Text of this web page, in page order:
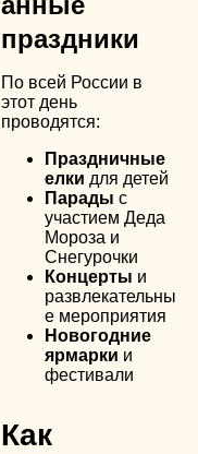
праздники
По всей России в
этот день
проводятся:
Праздничные
елки для детей
Парады с
участием Деда
Мороза и
Снегурочки
Концерты и
развлекательны
е мероприятия
Новогодние
ярмарки и
фестивали
Как